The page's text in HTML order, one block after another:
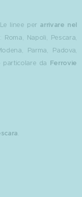
linee per arrivare nel
Napoli, Pescara,
Parma, Padova,
da Ferrovie
.